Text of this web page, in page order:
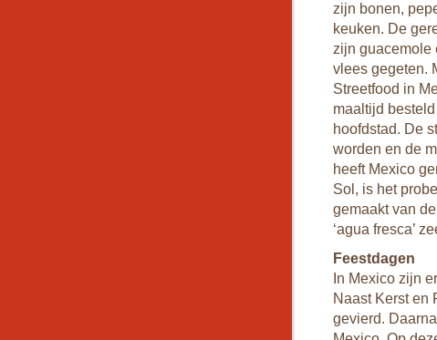
zijn bonen,
keuken. De
zijn guacemole
vlees gegeten.
Streetfood in
maaltijd
hoofdstad. De
worden en de
heeft Mexico
Sol, is het
gemaakt van
‘agua fresca’
Feestdagen
In Mexico zijn
Naast Kerst en
gevierd.